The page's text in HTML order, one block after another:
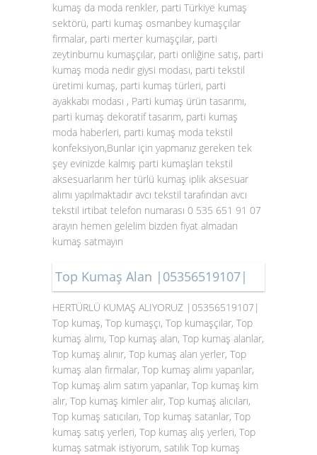
kumaş da moda renkler, parti Türkiye kumaş
sektörü, parti kumaş osmanbey kumaşçılar
firmalar, parti merter kumaşçılar, parti
zeytinburnu kumaşçılar, parti onliğine satış, parti
kumaş moda nedir giysi modası, parti tekstil
üretimi kumaş, parti kumaş türleri, parti
ayakkabı modası , Parti kumaş ürün tasarımı,
parti kumaş dekoratif tasarım, parti kumaş
moda haberleri, parti kumaş moda tekstil
konfeksiyon,Bunlar için yapmanız gereken tek
şey evinizde kalmış parti kumaşları tekstil
aksesuarlarım her türlü kumaş iplik aksesuar
alımı yapılmaktadır avcı tekstil tarafından avcı
tekstil irtibat telefon numarası 0 535 651 91 07
arayın hemen gelelim bizden fiyat almadan
kumaş satmayın
Top Kumaş Alan |05356519107|
HERTÜRLÜ KUMAŞ ALIYORUZ |05356519107|
Top kumaş, Top kumaşçı, Top kumaşçılar, Top
kumaş alımı, Top kumaş alan, Top kumaş alanlar,
Top kumaş alınır, Top kumaş alan yerler, Top
kumaş alan firmalar, Top kumaş alımı yapanlar,
Top kumaş alım satım yapanlar, Top kumaş kim
alır, Top kumaş kimler alır, Top kumaş alıcıları,
Top kumaş satıcıları, Top kumaş satanlar, Top
kumaş satış yerleri, Top kumaş alış yerleri, Top
kumaş satmak istiyorum, satılık Top kumaş